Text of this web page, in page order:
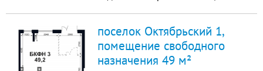
запасной выход. Высота потолка
4,7 м. Все коммуникации:
электричество, отопление, вода,
поселок Октябрьский 1,
помещение свободного
назначения 49 м²